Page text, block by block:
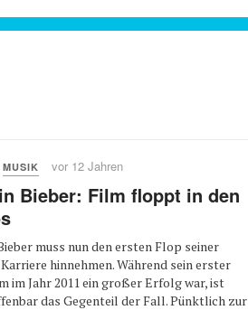
MUSIK vor 12 Jahren
Bieber: Film floppt in den
muss nun den ersten Flop seiner
hinnehmen. Während sein erster
im Jahr 2011 ein großer Erfolg war, ist
das Gegenteil der Fall. Pünktlich zur